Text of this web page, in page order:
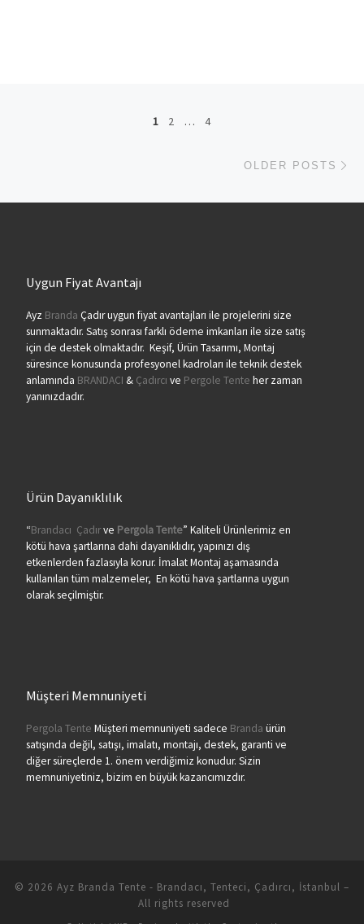
Posts navigation
1 2 … 4
OLDER POSTS
Uygun Fiyat Avantajı
Ayz Branda Çadır uygun fiyat avantajları ile projelerini size
sunmaktadır. Satış sonrası farklı ödeme imkanları ile size satış
için de destek olmaktadır. Keşif, Ürün Tasarımı, Montaj
süresince konusunda profesyonel kadroları ile teknik destek
anlamında BRANDACI & Çadırcı ve Pergole Tente her zaman
yanınızdadır.
Ürün Dayanıklılık
“Brandacı Çadırve PergolaTente” Kaliteli Ürünlerimiz en
kötü hava şartlarına dahi dayanıklıdır, yapınızı dış
etkenlerden fazlasıyla korur. İmalat Montaj aşamasında
kullanılan tüm malzemeler, En kötü hava şartlarına uygun
olarak seçilmiştir.
Müşteri Memnuniyeti
Pergola Tente Müşteri memnuniyeti sadece Branda ürün
satışında değil, satışı, imalatı, montajı, destek, garanti ve
diğer süreçlerde 1. önem verdiğimiz konudur. Sizin
memnuniyetiniz, bizim en büyük kazancımızdır.
© 2026 Ayz Branda Tente - Brandacı, Tenteci, Çadırcı, İstanbul –
All rights reserved